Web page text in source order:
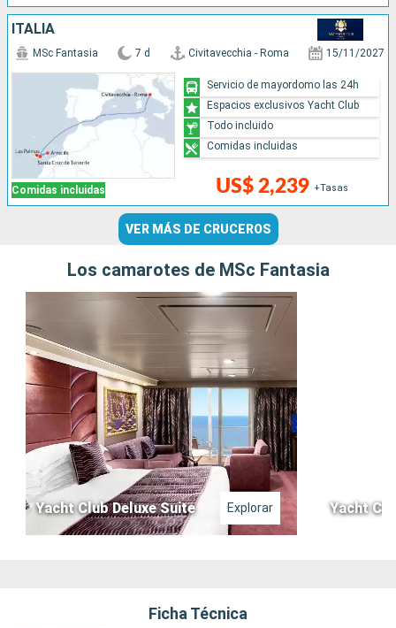
ITALIA
Comidas incluidas
MSc Fantasia 7 d Civitavecchia - Roma 15/11/2027
US$ 2,239 +Tasas
Servicio de mayordomo las 24h
Espacios exclusivos Yacht Club
Todo incluido
Comidas incluidas
VER MÁS DE CRUCEROS
Los camarotes de MSc Fantasia
Yacht Club Deluxe Suite Explorar Yacht
Ficha Técnica